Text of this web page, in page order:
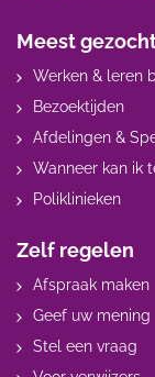
Meest
Werken & leren
Bezoektijden
Afdelingen &
Wanneer kan ik
Poliklinieken
Zelf regelen
Afspraak maken
Geef uw mening
Stel een vraag